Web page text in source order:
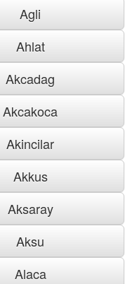
Agli
Ahlat
Akcadag
Akcakoca
Akincilar
Akkus
Aksaray
Aksu
Alaca